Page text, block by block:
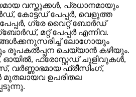
വസ്തുക്കൾ, പ്രധാനമായും
കോട്ടഡ് പേപ്പർ, വെളുത്ത
പേപ്പർ, ഗ്രേ വൈറ്റ് ബോർഡ്
മറ്റ് പേപ്പർ എന്നിവ.
ലോഗോയും
രൂപകൽപ്പന ചെയ്യാൻ കഴിയും.
ഓയിൽ, ഫ്രോസ്റ്റഡ് ചുളിവുകൾ,
വർണ്ണാഭമായ ഫ്രീസിംഗ്,
മുതലായവ ഉപരിതല